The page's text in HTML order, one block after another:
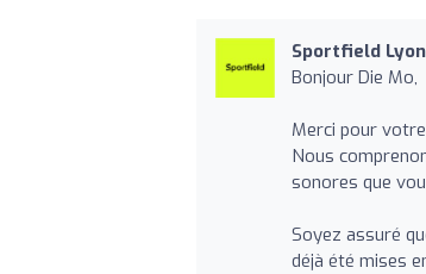
Sportfield
Bonjour Die Mo,
Merci pour
Nous
sonores que
Soyez assuré
déjà été mises